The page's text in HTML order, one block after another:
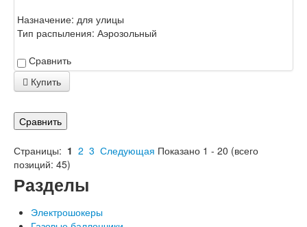
Назначение: для улицы
Тип распыления: Аэрозольный
Сравнить
Купить
Сравнить
Страницы: 1 2 3 Следующая Показано 1 - 20 (всего
позиций: 45)
Разделы
Электрошокеры